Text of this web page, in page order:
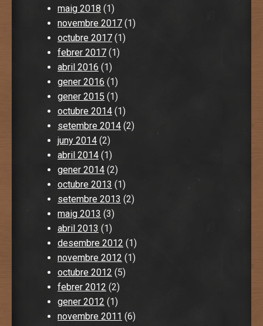
maig 2018 (1)
novembre 2017 (1)
octubre 2017 (1)
febrer 2017 (1)
abril 2016 (1)
gener 2016 (1)
gener 2015 (1)
octubre 2014 (1)
setembre 2014 (2)
juny 2014 (2)
abril 2014 (1)
gener 2014 (2)
octubre 2013 (1)
setembre 2013 (2)
maig 2013 (3)
abril 2013 (1)
desembre 2012 (1)
novembre 2012 (1)
octubre 2012 (5)
febrer 2012 (2)
gener 2012 (1)
novembre 2011 (6)